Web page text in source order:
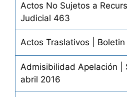
Actos No Sujetos a
Judicial 463
Actos Traslativos |
Admisibilidad Apelación |
abril 2016